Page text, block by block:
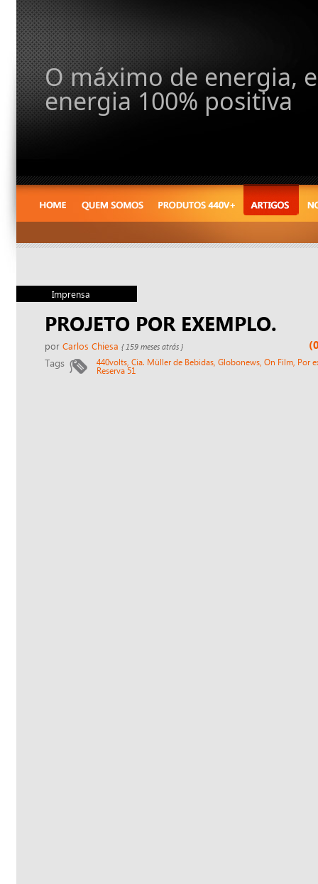
O máximo de energia, e
energia 100% positiva
Imprensa
PROJETO POR EXEMPLO.
por Carlos Chiesa { 159 meses atrás }
Tags 440volts, Cia. Müller de Bebidas, Globonews, On Film, Por
Reserva 51